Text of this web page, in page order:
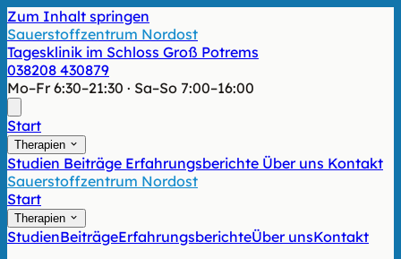
Zum Inhalt springen
Sauerstoffzentrum Nordost
Tagesklinik im Schloss Groß Potrems
038208 430879
Mo–Fr 6:30–21:30 · Sa–So 7:00–16:00
Start
Therapien
Studien Beiträge Erfahrungsberichte Über uns Kontakt
Sauerstoffzentrum Nordost
Start
Therapien
StudienBeiträgeErfahrungsberichteÜber unsKontakt